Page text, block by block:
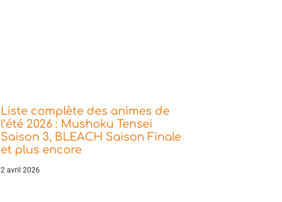
Liste complète des animes de
l’été 2026 : Mushoku Tensei
Saison 3, BLEACH Saison Finale
et plus encore
2 avril 2026